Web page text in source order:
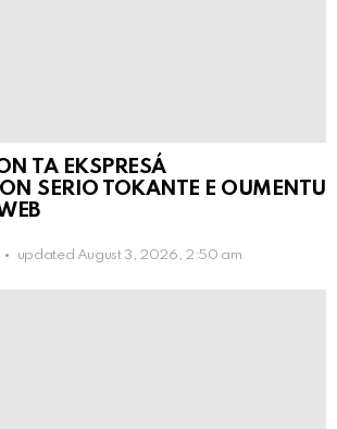
TA EKSPRESÁ
SERIO TOKANTE E OUMENTU
updated August 3, 2026, 2:50 am